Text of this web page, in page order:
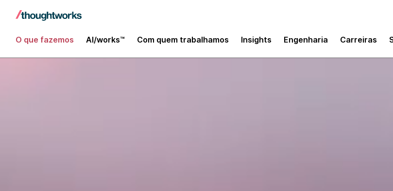
O que fazemos AI/works™ Com quem trabalhamos Insights Engenharia Carreiras